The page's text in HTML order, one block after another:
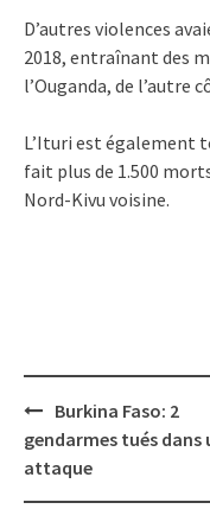
D’autres violences
2018, entraînant des
l’Ouganda, de l’autre
L’Ituri est également
fait plus de 1.500
Nord-Kivu voisine.
Post
navigation
Burkina Faso: 2
gendarmes tués dans
attaque